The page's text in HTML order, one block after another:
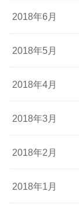
2018年6月
2018年5月
2018年4月
2018年3月
2018年2月
2018年1月